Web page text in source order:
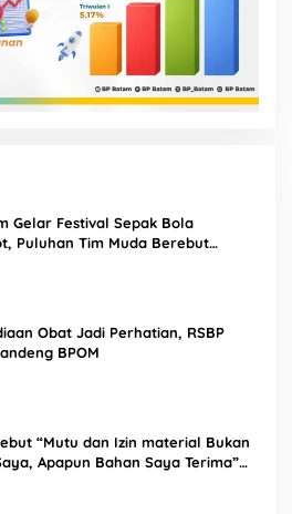
Gelar Festival Sepak Bola
Puluhan Tim Muda Berebut
Obat Jadi Perhatian, RSBP
BPOM
“Mutu dan Izin material Bukan
Apapun Bahan Saya Terima”